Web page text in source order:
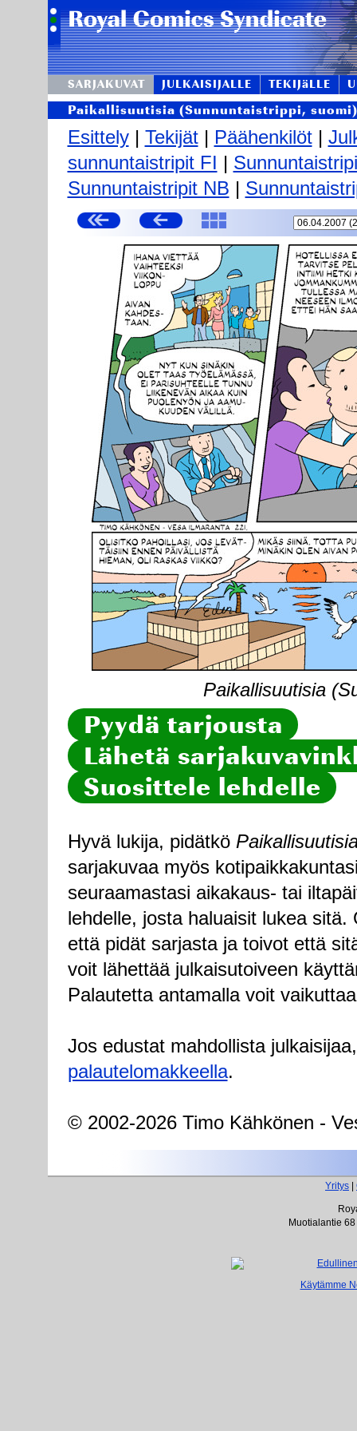
SARJAKUVAT JULKAISIJALLE TEKIJäLLE
Paikallisuutisia (Sunnuntaistrippi, suomi)
Esittely| Tekijät| Päähenkilöt|
sunnuntaistripit FI |
Sunnuntaistripit NB |
Paikallisuutisia
Pyydä tarjousta
Lähetä
Suosittele lehdelle
Hyvä lukija, pidätkö
sarjakuvaa myös
seuraamastasi aikakaus- tai
lehdelle, josta haluaisit lukea
että pidät sarjasta ja toivot että
voit lähettää julkaisutoiveen
Palautetta antamalla voit
Jos edustat mahdollista
palautelomakkeella.
© 2002-2026 Timo Kähkönen -
Yritys
Muotialantie
Käytämme